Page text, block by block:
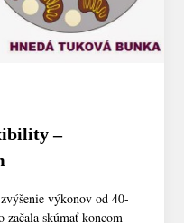
–
výkonov od 40-
skúmať koncom